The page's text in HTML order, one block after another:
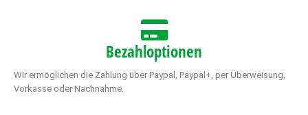
Bezahloptionen
Wir ermöglichen die Zahlung über Paypal, Paypal+, per Überweisung,
Vorkasse oder Nachnahme.